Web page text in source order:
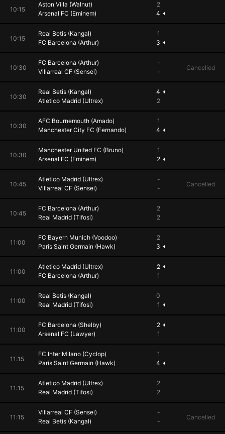
10:15
Aston Villa (Walnut)
Arsenal FC (Eminem)
2
4
10:15
Real Betis (Kangal)
FC Barcelona (Arthur)
1
3
10:30
FC Barcelona (Arthur)
Villarreal CF (Sensei)
-
-
Cancelled
10:30
Real Betis (Kangal)
Atletico Madrid (Ultrex)
4
2
10:30
AFC Bournemouth (Amado)
Manchester City FC (Fernando)
1
4
10:30
Manchester United FC (Bruno)
Arsenal FC (Eminem)
1
2
10:45
Atletico Madrid (Ultrex)
Villarreal CF (Sensei)
-
-
Cancelled
10:45
FC Barcelona (Arthur)
Real Madrid (Tifosi)
2
2
11:00
FC Bayern Munich (Voodoo)
Paris Saint Germain (Hawk)
2
3
11:00
Atletico Madrid (Ultrex)
FC Barcelona (Arthur)
2
1
11:00
Real Betis (Kangal)
Real Madrid (Tifosi)
0
1
11:00
FC Barcelona (Shelby)
Arsenal FC (Lawyer)
2
1
11:15
FC Inter Milano (Cyclop)
Paris Saint Germain (Hawk)
1
4
11:15
Atletico Madrid (Ultrex)
Real Madrid (Tifosi)
2
2
11:15
Villarreal CF (Sensei)
Real Betis (Kangal)
-
-
Cancelled